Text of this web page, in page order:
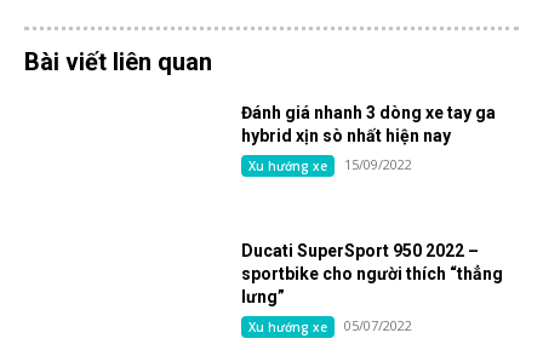
Bài viết liên quan
Đánh giá nhanh 3 dòng xe tay ga
hybrid xịn sò nhất hiện nay
Xu hướng xe 15/09/2022
Ducati SuperSport 950 2022 –
sportbike cho người thích “thẳng
lưng”
Xu hướng xe 05/07/2022